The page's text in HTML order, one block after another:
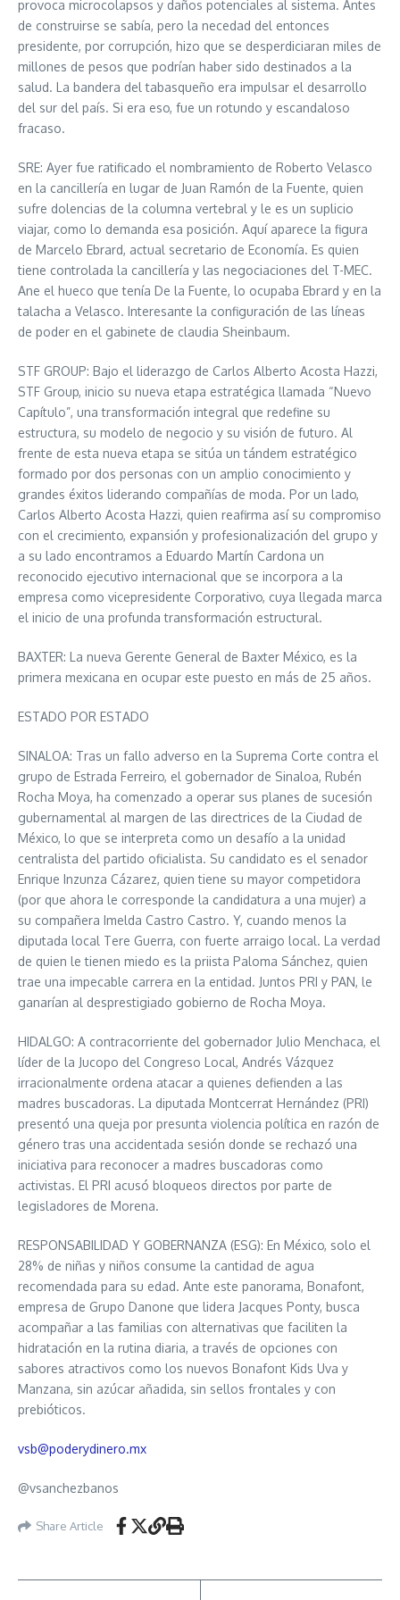
provoca microcolapsos y daños potenciales al sistema. Antes
de construirse se sabía, pero la necedad del entonces
presidente, por corrupción, hizo que se desperdiciaran miles de
millones de pesos que podrían haber sido destinados a la
salud. La bandera del tabasqueño era impulsar el desarrollo
del sur del país. Si era eso, fue un rotundo y escandaloso
fracaso.
SRE: Ayer fue ratificado el nombramiento de Roberto Velasco
en la cancillería en lugar de Juan Ramón de la Fuente, quien
sufre dolencias de la columna vertebral y le es un suplicio
viajar, como lo demanda esa posición. Aquí aparece la figura
de Marcelo Ebrard, actual secretario de Economía. Es quien
tiene controlada la cancillería y las negociaciones del T-MEC.
Ane el hueco que tenía De la Fuente, lo ocupaba Ebrard y en la
talacha a Velasco. Interesante la configuración de las líneas
de poder en el gabinete de claudia Sheinbaum.
STF GROUP: Bajo el liderazgo de Carlos Alberto Acosta Hazzi,
STF Group, inicio su nueva etapa estratégica llamada “Nuevo
Capítulo”, una transformación integral que redefine su
estructura, su modelo de negocio y su visión de futuro. Al
frente de esta nueva etapa se sitúa un tándem estratégico
formado por dos personas con un amplio conocimiento y
grandes éxitos liderando compañías de moda. Por un lado,
Carlos Alberto Acosta Hazzi, quien reafirma así su compromiso
con el crecimiento, expansión y profesionalización del grupo y
a su lado encontramos a Eduardo Martín Cardona un
reconocido ejecutivo internacional que se incorpora a la
empresa como vicepresidente Corporativo, cuya llegada marca
el inicio de una profunda transformación estructural.
BAXTER: La nueva Gerente General de Baxter México, es la
primera mexicana en ocupar este puesto en más de 25 años.
ESTADO POR ESTADO
SINALOA: Tras un fallo adverso en la Suprema Corte contra el
grupo de Estrada Ferreiro, el gobernador de Sinaloa, Rubén
Rocha Moya, ha comenzado a operar sus planes de sucesión
gubernamental al margen de las directrices de la Ciudad de
México, lo que se interpreta como un desafío a la unidad
centralista del partido oficialista. Su candidato es el senador
Enrique Inzunza Cázarez, quien tiene su mayor competidora
(por que ahora le corresponde la candidatura a una mujer) a
su compañera Imelda Castro Castro. Y, cuando menos la
diputada local Tere Guerra, con fuerte arraigo local. La verdad
de quien le tienen miedo es la priista Paloma Sánchez, quien
trae una impecable carrera en la entidad. Juntos PRI y PAN, le
ganarían al desprestigiado gobierno de Rocha Moya.
HIDALGO: A contracorriente del gobernador Julio Menchaca, el
líder de la Jucopo del Congreso Local, Andrés Vázquez
irracionalmente ordena atacar a quienes defienden a las
madres buscadoras. La diputada Montcerrat Hernández (PRI)
presentó una queja por presunta violencia política en razón de
género tras una accidentada sesión donde se rechazó una
iniciativa para reconocer a madres buscadoras como
activistas. El PRI acusó bloqueos directos por parte de
legisladores de Morena.
RESPONSABILIDAD Y GOBERNANZA (ESG): En México, solo el
28% de niñas y niños consume la cantidad de agua
recomendada para su edad. Ante este panorama, Bonafont,
empresa de Grupo Danone que lidera Jacques Ponty, busca
acompañar a las familias con alternativas que faciliten la
hidratación en la rutina diaria, a través de opciones con
sabores atractivos como los nuevos Bonafont Kids Uva y
Manzana, sin azúcar añadida, sin sellos frontales y con
prebióticos.
vsb@poderydinero.mx
@vsanchezbanos
Share Article